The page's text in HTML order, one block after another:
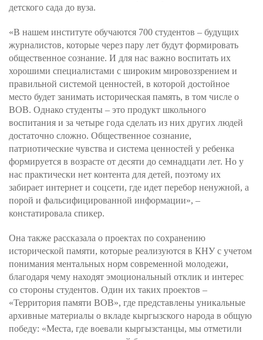
детского сада до вуза.
«В нашем институте обучаются 700 студентов – будущих
журналистов, которые через пару лет будут формировать
общественное сознание. И для нас важно воспитать их
хорошими специалистами с широким мировоззрением и
правильной системой ценностей, в которой достойное
место будет занимать историческая память, в том числе о
ВОВ. Однако студенты – это продукт школьного
воспитания и за четыре года сделать из них других людей
достаточно сложно. Общественное сознание,
патриотические чувства и система ценностей у ребенка
формируется в возрасте от десяти до семнадцати лет. Но у
нас практически нет контента для детей, поэтому их
забирает интернет и соцсети, где идет перебор ненужной, а
порой и фальсифицированной информации», –
констатировала спикер.
Она также рассказала о проектах по сохранению
исторической памяти, которые реализуются в КНУ с учетом
понимания ментальных норм современной молодежи,
благодаря чему находят эмоциональный отклик и интерес
со стороны студентов. Один их таких проектов –
«Территория памяти ВОВ», где представлены уникальные
архивные материалы о вкладе кыргызского народа в общую
победу: «Места, где воевали кыргызстанцы, мы отметили